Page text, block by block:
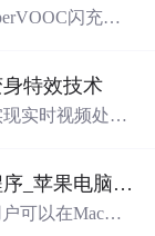
闪充行
尽管它在中国
的设计使其极具
身特效技术
实时视频处
的实时漫画生苹果电脑您没有权限来打开应用程序_苹果电脑macbook可以养宠物你知道吗？这是什么神仙操作？...
可以在MacBo